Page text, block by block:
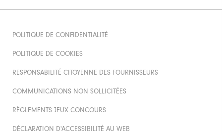
POLITIQUE DE CONFIDENTIALITÉ
POLITIQUE DE COOKIES
RESPONSABILITÉ CITOYENNE DES FOURNISSEURS
COMMUNICATIONS NON SOLLICITÉES
RÈGLEMENTS JEUX CONCOURS
DÉCLARATION D'ACCESSIBILITÉ AU WEB